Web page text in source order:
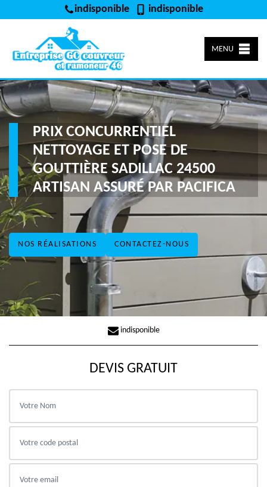
indisponible indisponible
MENU
NOS RÉALISATIONS CONTACTEZ-NOUS
PRIX CONCURRENTIEL
NETTOYAGE ET POSE DE
GOUTTIÈRE SADILLAC 24500
ARTISAN ASSURÉ PAR PACIFICA
indisponible
DEVIS GRATUIT